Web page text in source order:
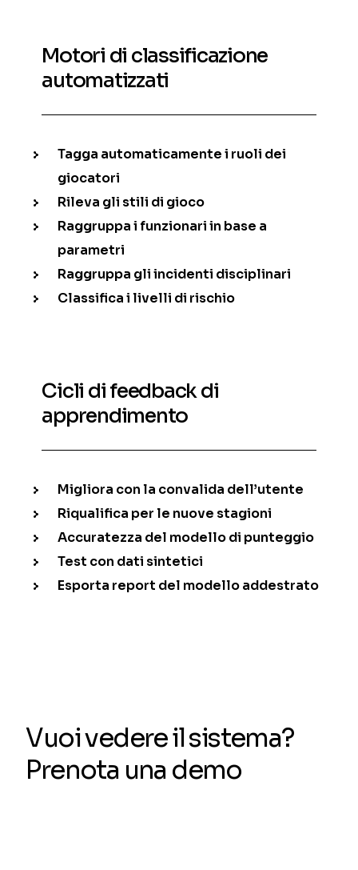
Motori di classificazione
automatizzati
Tagga automaticamente i ruoli dei
giocatori
Rileva gli stili di gioco
Raggruppa i funzionari in base a
parametri
Raggruppa gli incidenti disciplinari
Classifica i livelli di rischio
Cicli di feedback di
apprendimento
Migliora con la convalida dell’utente
Riqualifica per le nuove stagioni
Accuratezza del modello di punteggio
Test con dati sintetici
Esporta report del modello addestrato
Vuoi vedere il sistema?
Prenota una demo